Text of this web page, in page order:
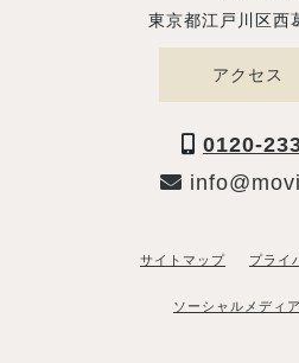
東京都江戸川区西
アクセス
0120-
サイトマップ プライ
ソーシャルメディ